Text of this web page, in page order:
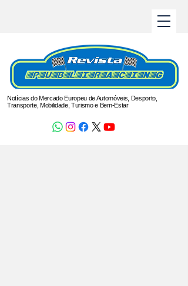
Notícias do Mercado Europeu de Automóveis, Desporto,
Transporte, Mobilidade, Turismo e Bem-Estar